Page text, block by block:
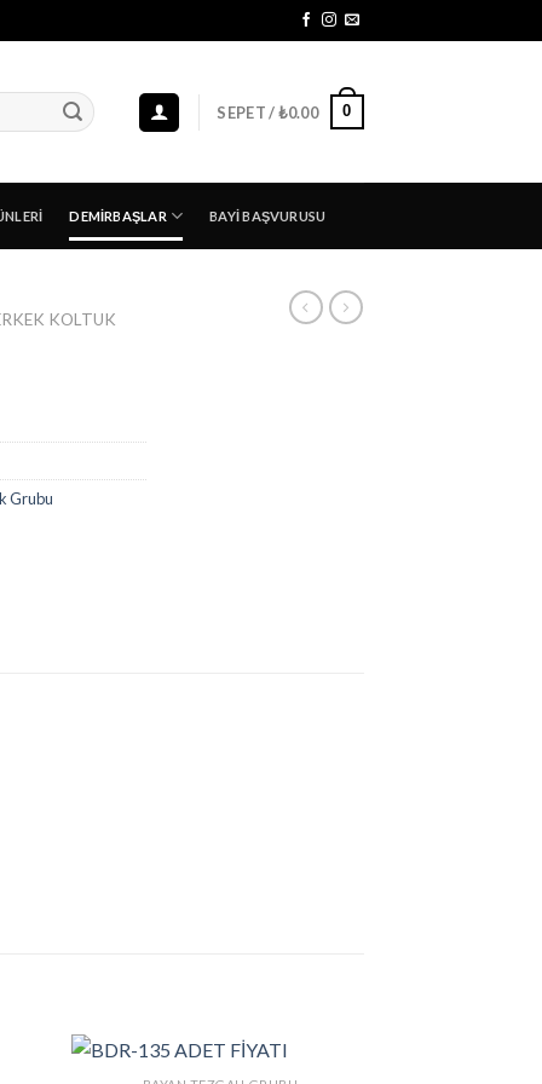
SEPET /₺0.00 0
DEMIRBAŞLAR BAYI BAŞVURUSU
KOLTUK
Grubu